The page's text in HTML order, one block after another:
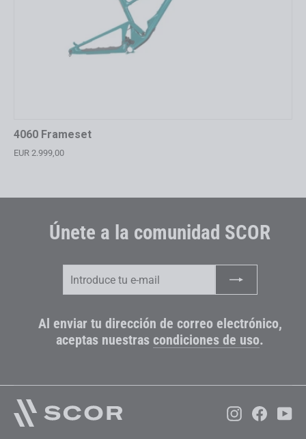
4060 Frameset
EUR 2.999,00
Únete a la comunidad SCOR
Al enviar tu dirección de correo electrónico,
aceptas nuestras condiciones de uso.
Instagram